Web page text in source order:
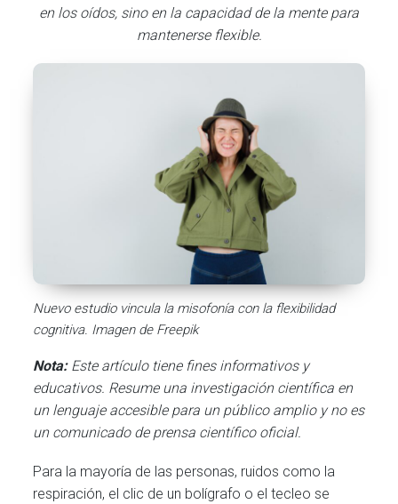
en los oídos, sino en la capacidad de la mente para
mantenerse flexible.
Nuevo estudio vincula la misofonía con la flexibilidad
cognitiva. Imagen de Freepik
Nota: Este artículo tiene fines informativos y
educativos. Resume una investigación científica en
un lenguaje accesible para un público amplio y no es
un comunicado de prensa científico oficial.
Para la mayoría de las personas, ruidos como la
respiración, el clic de un bolígrafo o el tecleo se